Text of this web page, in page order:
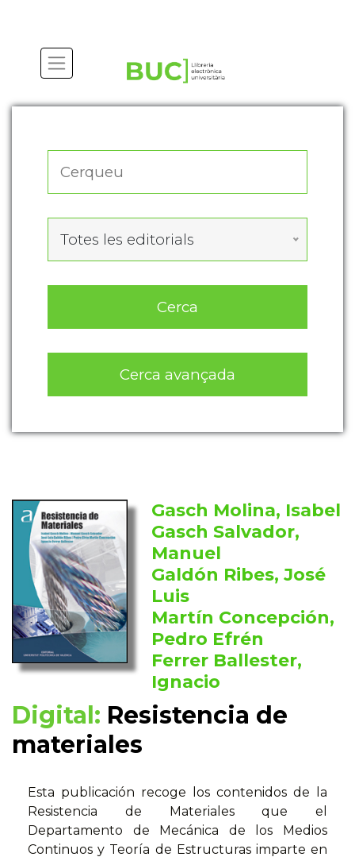
Totes les editorials
Cerca
Cerca avançada
Gasch Molina, Isabel
Gasch Salvador,
Manuel
Galdón Ribes, José
Luis
Martín Concepción,
Pedro Efrén
Ferrer Ballester,
Ignacio
Digital: Resistencia de
materiales
Esta publicación recoge los contenidos de la
Resistencia de Materiales que el
Departamento de Mecánica de los Medios
Continuos y Teoría de Estructuras imparte en